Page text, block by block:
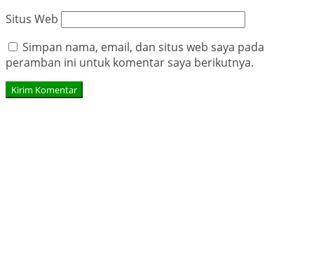
Situs Web
Simpan nama, email, dan situs web saya pada
peramban ini untuk komentar saya berikutnya.